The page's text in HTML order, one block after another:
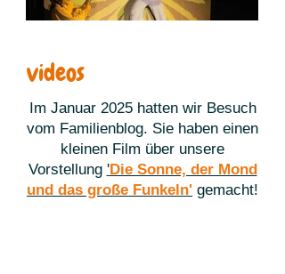
und das große Funkeln
videos
Im Januar 2025 hatten wir Besuch
vom Familienblog. Sie haben einen
kleinen Film über unsere
Vorstellung 'Die Sonne, der Mond
und das große Funkeln' gemacht!